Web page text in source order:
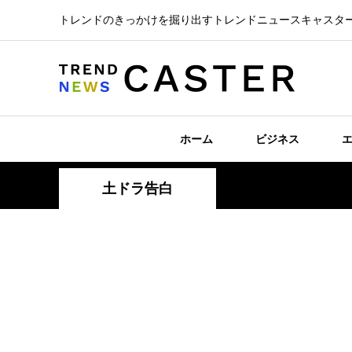
トレンドのきっかけを掘り出すトレンドニュースキャスタ
ホーム ビジネス
土ドラ告白